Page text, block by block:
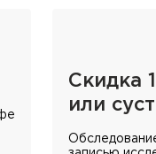
Скидка
или